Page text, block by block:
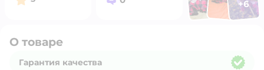
+6
Открыть
О товаре
Гарантия качества